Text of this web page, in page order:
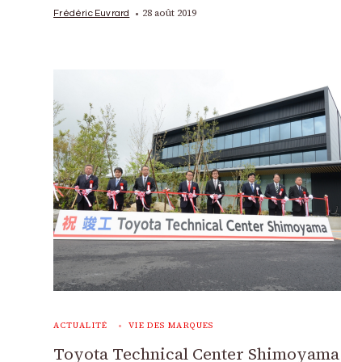
Frédéric Euvrard 28 août 2019
ACTUALITÉ VIE DES MARQUES
Toyota Technical Center